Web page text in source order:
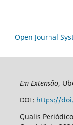
Open Journal
Em Extensão,
DOI: https://
Qualis